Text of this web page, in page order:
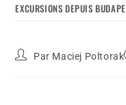
EXCURSIONS DEPUIS
Par Maciej Poltorak